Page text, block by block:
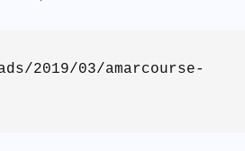
2019/03/amarcourse-